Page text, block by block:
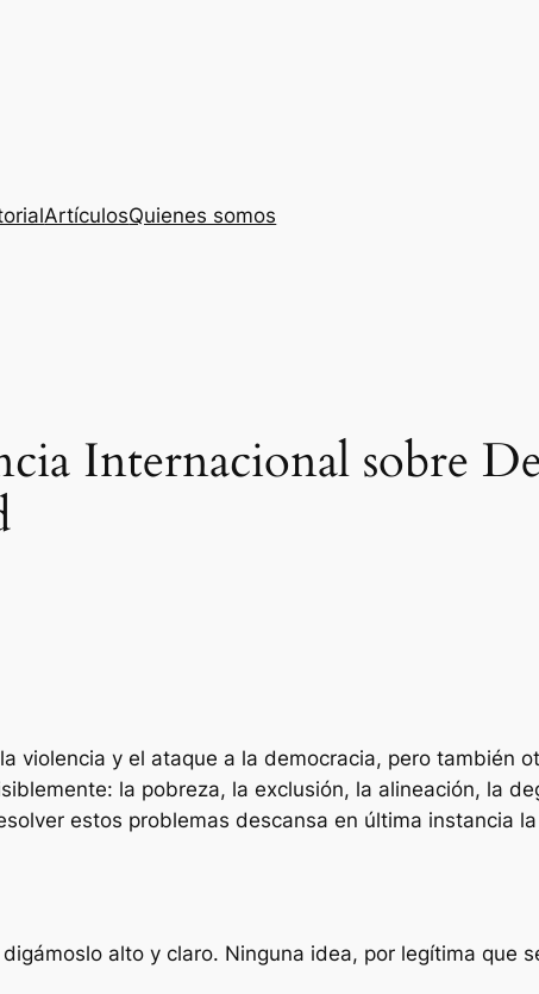
ArtículosQuienes somos
Internacional sobre
violencia y el ataque a la democracia, pero también
la pobreza, la exclusión, la alineación, la
estos problemas descansa en última instancia
alto y claro. Ninguna idea, por legítima que